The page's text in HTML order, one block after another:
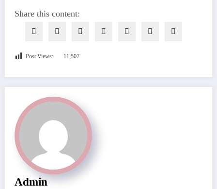
Share this content:
Post Views: 11,507
Admin